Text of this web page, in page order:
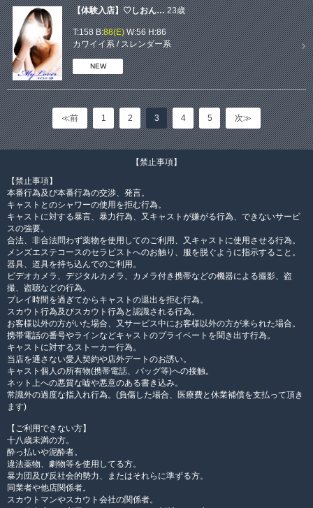
【体験入店】♡しおん… 23歳
T:158 B:88(E)W:56 H:86
カワイイ系/スレンダー系
NEW
≪前 1 2 3 4 5 次≫
【禁止事項】
【禁止事項】
本番行為及び本番行為の交渉、発言。
キャストとのシャワーの使用を拒む行為。
キャストに対する暴言、暴力行為、又キャストが嫌がる行為、できないサービ
スの強要。
合法、非合法問わず薬物を使用してのご利用、又キャストに使用させる行為。
メンズエステコースのセラピストへのお触り、服を脱ぐように指示すること。
器具、道具を持ち込んでのご利用。
ビデオカメラ、デジタルカメラ、カメラ付き携帯などの機器による撮影、盗
撮、盗聴などの行為。
プレイ時間を過ぎてからキャストの退出を拒む行為。
スカウト行為及びスカウト行為と認識される行為。
お客様以外の方がいた場合、又サービス中にお客様以外の方が来られた場合。
携帯電話の番号やラインなどキャストのプライベートを聞き出す行為。
キャストに対するストーカー行為。
当店を通さない愛人契約や店外デートのお誘い。
キャスト個人の所有物(携帯電話、バッグ等)への接触。
ネット上への悪質な嘘や悪意のある書き込み。
常識外の過度な指入れ行為。(負傷した場合、医療費と休業補償を支払って頂き
ます)
【ご利用できない方】
十八歳未満の方。
酔っ払いや泥酔者。
違法薬物、劇物等を使用してる方。
暴力団及び反社会的勢力、またはそれらに準ずる方。
同業者や他店関係者。
スカウトマンやスカウト会社の関係者。